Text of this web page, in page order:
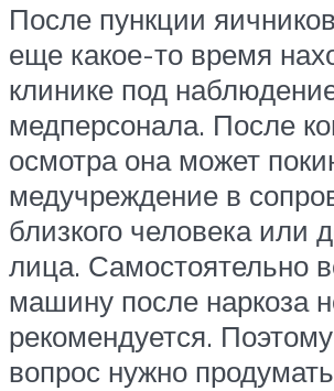
После пункции
еще какое-то время
клинике под
медперсонала. После
осмотра она может
медучреждение в
близкого человека или
лица. Самостоятельно
машину после наркоза
рекомендуется.
вопрос нужно